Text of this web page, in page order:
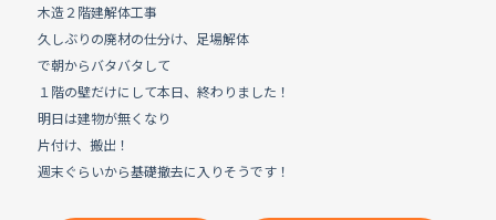
木造２階建解体工事
久しぶりの廃材の仕分け、足場解体
で朝からバタバタして
１階の壁だけにして本日、終わりました！
明日は建物が無くなり
片付け、搬出！
週末ぐらいから基礎撤去に入りそうです！